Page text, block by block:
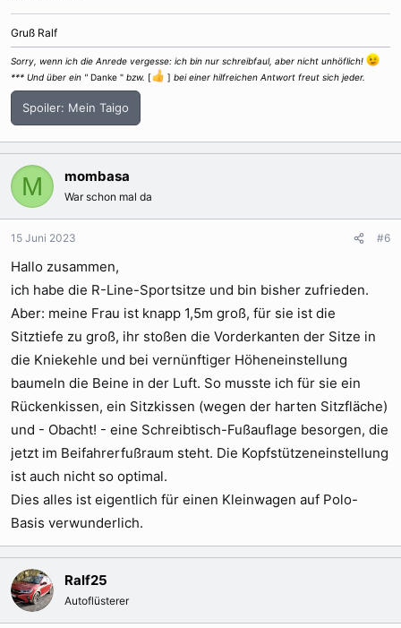
Gruß Ralf
Sorry, wenn ich die Anrede vergesse: ich bin nur schreibfaul, aber nicht unhöflich!
*** Und über ein " Danke " bzw. [ ] bei einer hilfreichen Antwort freut sich jeder.
Spoiler: Mein Taigo
M mombasa
War schon mal da
15 Juni 2023 #6
Hallo zusammen,
ich habe die R-Line-Sportsitze und bin bisher zufrieden.
Aber: meine Frau ist knapp 1,5m groß, für sie ist die
Sitztiefe zu groß, ihr stoßen die Vorderkanten der Sitze in
die Kniekehle und bei vernünftiger Höheneinstellung
baumeln die Beine in der Luft. So musste ich für sie ein
Rückenkissen, ein Sitzkissen (wegen der harten Sitzfläche)
und - Obacht! - eine Schreibtisch-Fußauflage besorgen, die
jetzt im Beifahrerfußraum steht. Die Kopfstützeneinstellung
ist auch nicht so optimal.
Dies alles ist eigentlich für einen Kleinwagen auf Polo-
Basis verwunderlich.
Ralf25
Autoflüsterer